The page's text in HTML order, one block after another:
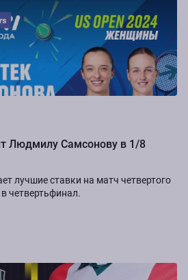
Людмилу Самсонову в 1/8
лучшие ставки на матч четвертого
четвертьфинал.